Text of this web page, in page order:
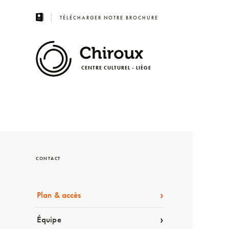
TÉLÉCHARGER NOTRE BROCHURE
CENTRE CULTUREL - LIÈGE
CONTACT
Plan & accès
Équipe